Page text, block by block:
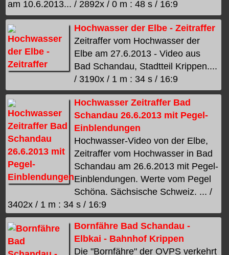
am 10.6.2013... / 2892x / 0 m : 48 s / 16:9
Hochwasser der Elbe - Zeitraffer
Zeitraffer vom Hochwasser der
Elbe am 27.6.2013 - Video aus
Bad Schandau, Stadtteil Krippen....
/ 3190x / 1 m : 34 s / 16:9
Hochwasser Zeitraffer Bad
Schandau 26.6.2013 mit Pegel-
Einblendungen
Hochwasser-Video von der Elbe,
Zeitraffer vom Hochwasser in Bad
Schandau am 26.6.2013 mit Pegel-
Einblendungen. Werte vom Pegel
Schöna. Sächsische Schweiz. ... /
3402x / 1 m : 34 s / 16:9
Bornfähre Bad Schandau -
Elbkai - Bahnhof Krippen
Die "Bornfähre" der OVPS verkehrt